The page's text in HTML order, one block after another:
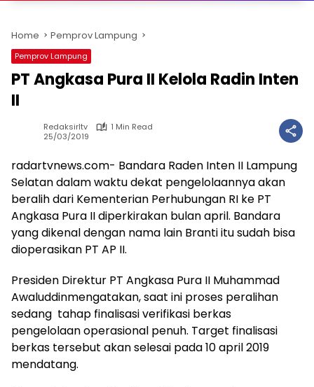
Home Pemprov Lampung
Pemprov Lampung
PT Angkasa Pura II Kelola Radin Inten
II
Redaksirltv
1 Min Read
25/03/2019
radartvnews.com- Bandara Raden Inten II Lampung
Selatan dalam waktu dekat pengelolaannya akan
beralih dari Kementerian Perhubungan RI ke PT
Angkasa Pura II diperkirakan bulan april. Bandara
yang dikenal dengan nama lain Branti itu sudah bisa
dioperasikan PT AP II.
Presiden Direktur PT Angkasa Pura II Muhammad
Awaluddinmengatakan, saat ini proses peralihan
sedang tahap finalisasi verifikasi berkas
pengelolaan operasional penuh. Target finalisasi
berkas tersebut akan selesai pada 10 april 2019
mendatang.